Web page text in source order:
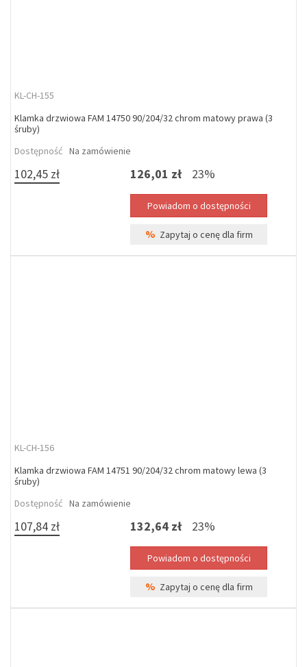
KL-CH-155
Klamka drzwiowa FAM 14750 90/204/32 chrom matowy prawa (3
śruby)
Dostępność Na zamówienie
102,45 zł 126,01 zł 23%
% Zapytaj o cenę dla firm
KL-CH-156
Klamka drzwiowa FAM 14751 90/204/32 chrom matowy lewa (3
śruby)
Dostępność Na zamówienie
107,84 zł 132,64 zł 23%
% Zapytaj o cenę dla firm